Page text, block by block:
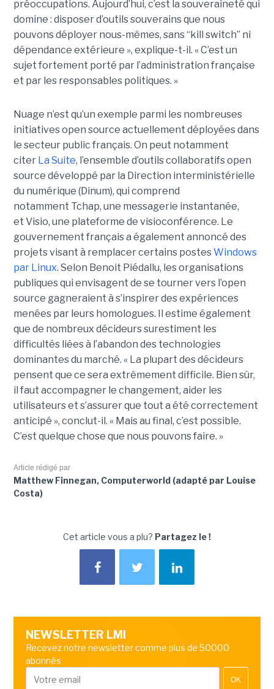
préoccupations. Aujourd’hui, c’est la souveraineté qui
domine : disposer d’outils souverains que nous
pouvons déployer nous-mêmes, sans “kill switch” ni
dépendance extérieure », explique-t-il. « C’est un
sujet fortement porté par l’administration française
et par les responsables politiques. »
Nuage n’est qu’un exemple parmi les nombreuses
initiatives open source actuellement déployées dans
le secteur public français. On peut notamment
citerLa Suite, l’ensemble d’outils collaboratifs open
source développé par la Direction interministérielle
du numérique (Dinum), qui comprend
notamment Tchap, une messagerie instantanée,
et Visio, une plateforme de visioconférence. Le
gouvernement français a également annoncé des
projets visant à remplacer certains postesWindows
par Linux. Selon Benoit Piédallu, les organisations
publiques qui envisagent de se tourner vers l’open
source gagneraient à s’inspirer des expériences
menées par leurs homologues. Il estime également
que de nombreux décideurs surestiment les
difficultés liées à l’abandon des technologies
dominantes du marché. « La plupart des décideurs
pensent que ce sera extrêmement difficile. Bien sûr,
il faut accompagner le changement, aider les
utilisateurs et s’assurer que tout a été correctement
anticipé », conclut-il. « Mais au final, c’est possible.
C’est quelque chose que nous pouvons faire. »
Article rédigé par
Matthew Finnegan, Computerworld (adapté par Louise
Costa)
Cet article vous a plu? Partagez le !
NEWSLETTER LMI
Recevez notre newsletter comme plus de 50000
abonnés
OK